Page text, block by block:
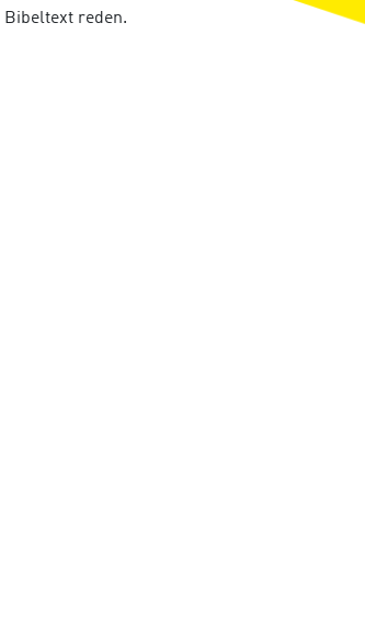
Bibeltext reden.